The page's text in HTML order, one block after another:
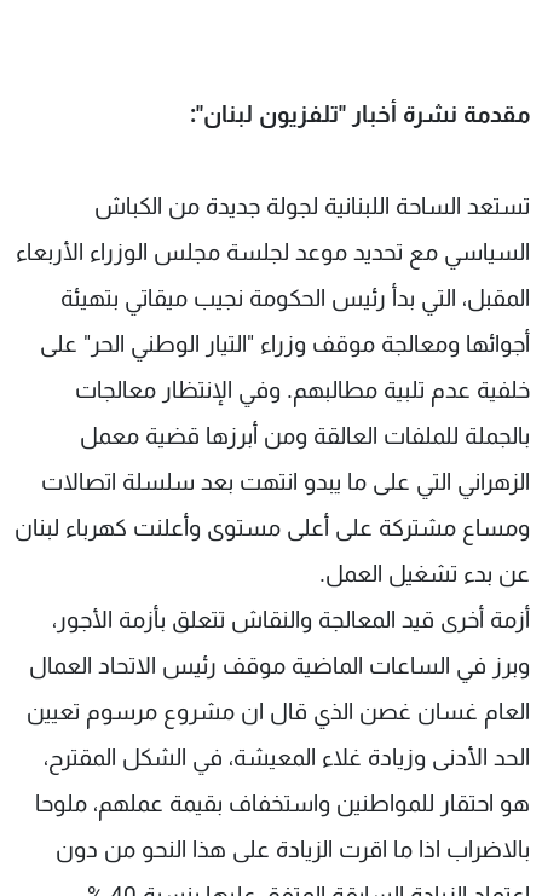
مقدمة نشرة أخبار "تلفزيون لبنان":
تستعد الساحة اللبنانية لجولة جديدة من الكباش
السياسي مع تحديد موعد لجلسة مجلس الوزراء الأربعاء
المقبل، التي بدأ رئيس الحكومة نجيب ميقاتي بتهيئة
أجوائها ومعالجة موقف وزراء "التيار الوطني الحر" على
خلفية عدم تلبية مطالبهم. وفي الإنتظار معالجات
بالجملة للملفات العالقة ومن أبرزها قضية معمل
الزهراني التي على ما يبدو انتهت بعد سلسلة اتصالات
ومساع مشتركة على أعلى مستوى وأعلنت كهرباء لبنان
عن بدء تشغيل العمل.
أزمة أخرى قيد المعالجة والنقاش تتعلق بأزمة الأجور،
وبرز في الساعات الماضية موقف رئيس الاتحاد العمال
العام غسان غصن الذي قال ان مشروع مرسوم تعيين
الحد الأدنى وزيادة غلاء المعيشة، في الشكل المقترح،
هو احتقار للمواطنين واستخفاف بقيمة عملهم، ملوحا
بالاضراب اذا ما اقرت الزيادة على هذا النحو من دون